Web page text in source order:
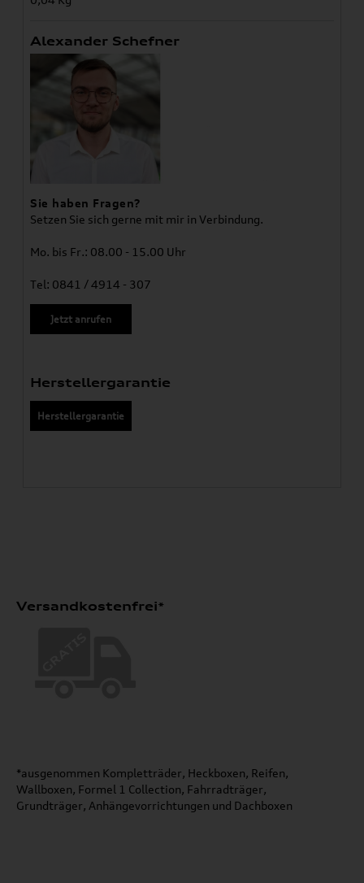
Alexander Schefner
Sie haben Fragen?
Setzen Sie sich gerne mit mir in Verbindung.
Mo. bis Fr.: 08.00 - 15.00 Uhr
Tel: 0841 / 4914 - 307
Jetzt anrufen
Herstellergarantie
Herstellergarantie
Versandkostenfrei*
*ausgenommen Kompletträder, Heckboxen, Reifen,
Wallboxen, Formel 1 Collection, Fahrradträger,
Grundträger, Anhängevorrichtungen und Dachboxen